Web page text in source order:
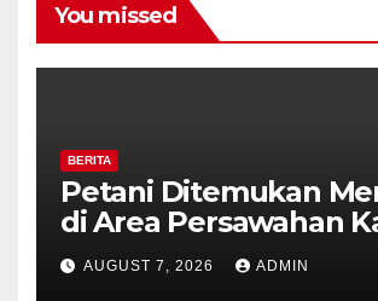
You missed
BERITA
Petani Ditemukan
di Area Persawahan
Polisi Pastikan Tidak
Tanda Kekerasan
AUGUST 7, 2026 ADMIN